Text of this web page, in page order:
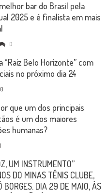
bar do Brasil pela
2025 e é finalista em mais
0
“Raiz Belo Horizonte” com
no próximo dia 24
0
que um dos principais
é um dos maiores
humanas?
UM INSTRUMENTO”
DO MINAS TÊNIS CLUBE,
BORGES. DIA 29 DE MAIO, ÀS